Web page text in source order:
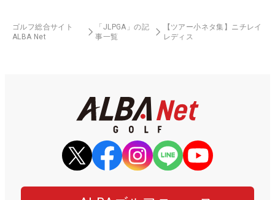
ゴルフ総合サイト
ALBA Net
「JLPGA」の記
事一覧
【ツアー小ネタ集】ニチレイ
レディス